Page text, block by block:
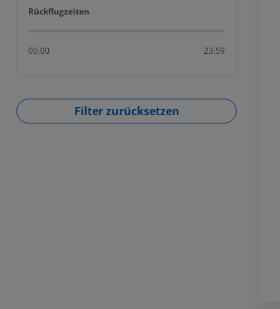
Rückflugzeiten
Rückflugzeiten
00:00 23:59
Filter zurücksetzen